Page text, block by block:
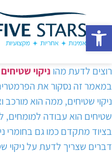
רוצים לדעת מהו ניקוי שטיחים
במאמר זה נסקור את
ניקוי שטיחים, ממה הוא מורכב
שטיחים הוא עבודה למומחים,
בציוד מתקדם כמו גם בחומרי
דברים שצריך לדעת על ניקוי
פתח סרגל נגישות